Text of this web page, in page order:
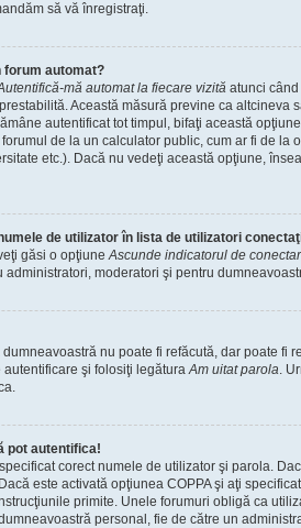
să vă înregistraţi.
forum automat?
mă automat la fiecare vizită atunci
Această măsură previne ca altcineva
autentificat tot timpul, bifaţi această
de la un calculator public, cum ar fi de la
etc.). Dacă nu vedeţi această opţiune,
de utilizator în lista de utilizatori
găsi o opţiuneAscunde indicatorul de
administratori, moderatori şi pentru
nu poate fi refăcută, dar poate fi
autentificare şi folosiţi legăturaAm uitat parola.
pot autentifica!
corect numele de utilizator şi parola.
este activată opţiunea COPPA şi aţi
primite. Unele forumuri obligă ca
personal, fie de către un